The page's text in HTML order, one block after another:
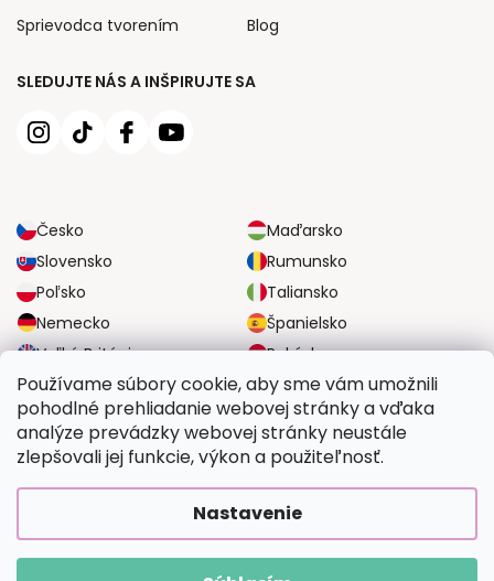
Používame súbory cookie, aby sme vám umožnili
pohodlné prehliadanie webovej stránky a vďaka
analýze prevádzky webovej stránky neustále
zlepšovali jej funkcie, výkon a použiteľnosť.
Nastavenie
SLEDUJTE NÁS A INŠPIRUJTE SA
Česko
Maďarsko
Slovensko
Rumunsko
Poľsko
Taliansko
Nemecko
Španielsko
Veľká Británia
Rakúsko
Sprievodca tvorením
Blog
SPOĽAHLIVÉ MOŽNOSTI DOPRAVY
BEZPEČNÉ MOŽNOSTI PLATBY